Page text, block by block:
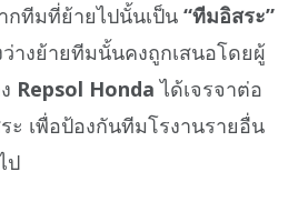
กทีมที่ย้ายไปนั้นเป็น “ทีมอิสระ”
ว่างย้ายทีมนั้นคงถูกเสนอโดยผู้
Repsol Honda ได้เจรจาต่อ
ะ เพื่อป้องกันทีมโรงานรายอื่น
ป